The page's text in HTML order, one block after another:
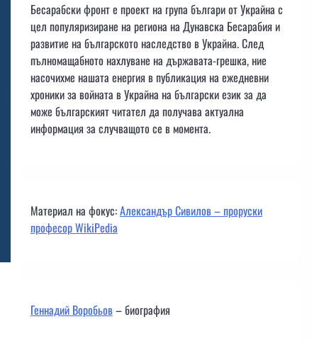
Бесарабски фронт е проект на група българи от Украйна с
цел популяризиране на региона на Дунавска Бесарабия и
развитие на българското наследство в Украйна. След
пълномащабното нахлуване на държавата-грешка, ние
насочихме нашата енергия в публикация на ежедневни
хроники за войната в Украйна на български език за да
може българският читател да получава актуална
информация за случващото се в момента.
Материал на фокус:Александър Сивилов – проруски
професор WikiPedia
Геннадий Воробьов– биография